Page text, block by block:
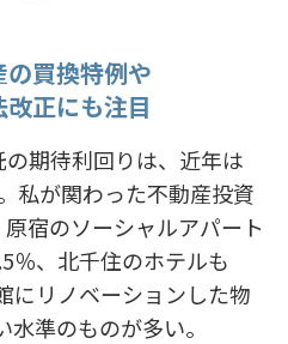
買換特例や
正にも注目
期待利回りは、近年は
私が関わった不動産投資
宿のソーシャルアパート
％、北千住のホテルも
にリノベーションした物
準のものが多い。